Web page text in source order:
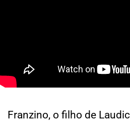
Franzino, o filho de